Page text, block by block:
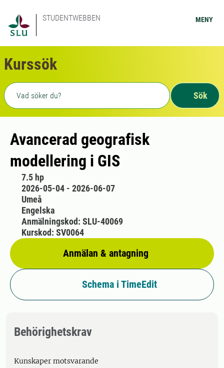
STUDENTWEBBEN MENY
Kurssök
Fritext sökning
Sök
Avancerad geografisk
modellering i GIS
7.5 hp
2026-05-04 - 2026-06-07
Umeå
Engelska
Anmälan & antagning
Anmälningskod: SLU-40069
Kurskod: SV0064
Schema i TimeEdit
Behörighetskrav
Kunskaper motsvarande